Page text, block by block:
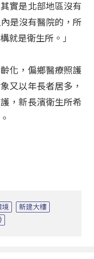
實是北部地區沒有
是沒有醫院的，所
就是衛生所。」
化，偏鄉醫療照護
又以年長者居多，
，新長濱衛生所希
境
新建大樓